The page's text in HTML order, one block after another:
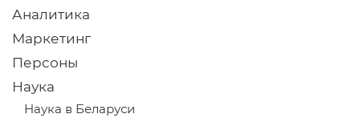
Аналитика
Маркетинг
Персоны
Наука
Наука в Беларуси